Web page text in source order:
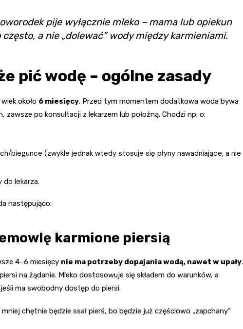
pije wyłącznie mleko – mama lub opiekun
a nie „dolewać” wody między karmieniami.
pić wodę – ogólne zasady
około 6 miesięcy. Przed tym momentem dodatkowa woda bywa
po konsultacji z lekarzem lub położną. Chodzi np. o:
biegunce (zwykle jednak wtedy stosuje się płyny nawadniające, a nie
do lekarza.
następująco:
karmione piersią
4–6 miesięcy nie ma potrzeby dopajania wodą, nawet w upały.
na żądanie. Mleko dostosowuje się składem do warunków, a
ma swobodny dostęp do piersi.
chętnie będzie ssał pierś, bo będzie już częściowo „zapchany”